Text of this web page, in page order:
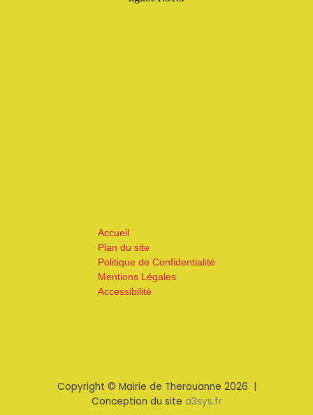
Accueil
Plan du site
Politique de Confidentialité
Mentions Légales
Accessibilité
Copyright © Mairie de Therouanne 2026 |
Conception du site a3sys.fr